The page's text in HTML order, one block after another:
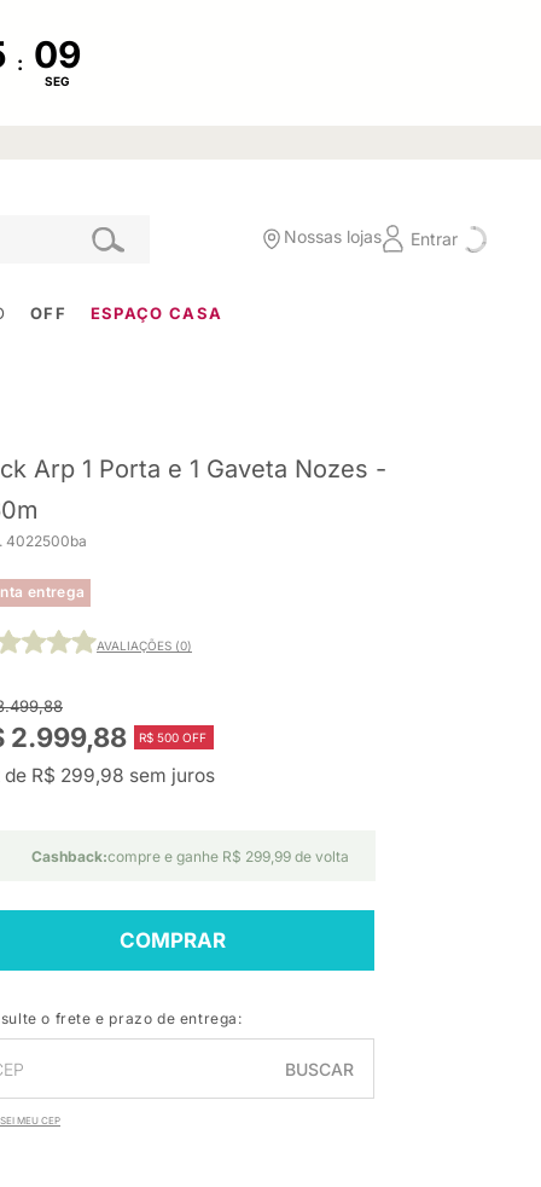
:
SEG
Nossas lojas Entrar
OFF ESPAÇO CASA
Arp 1 Porta e 1 Gaveta Nozes -
4022500ba
entrega
AVALIAÇÕES (0)
2.999,88 R$ 500 OFF
de R$ 299,98 sem juros
Cashback:compre e ganhe R$ 299,99 de volta
COMPRAR
o frete e prazo de entrega:
BUSCAR
MEU CEP